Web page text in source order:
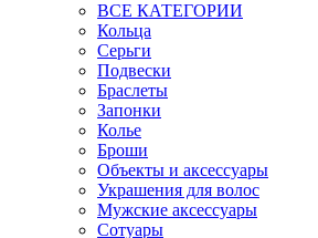
ВСЕ КАТЕГОРИИ
Кольца
Серьги
Подвески
Браслеты
Запонки
Колье
Броши
Объекты и аксессуары
Украшения для волос
Мужские аксессуары
Сотуары